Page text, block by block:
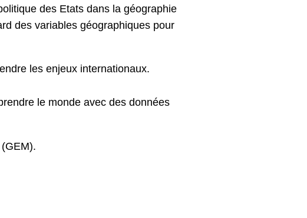
des Etats dans la géographie
des variables géographiques pour
les enjeux internationaux.
le monde avec des données